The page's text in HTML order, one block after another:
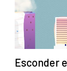
Esconder